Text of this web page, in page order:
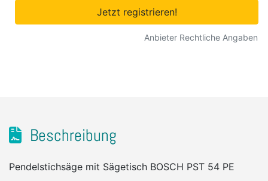
Jetzt registrieren!
Anbieter Rechtliche Angaben
Beschreibung
Pendelstichsäge mit Sägetisch BOSCH PST 54 PE